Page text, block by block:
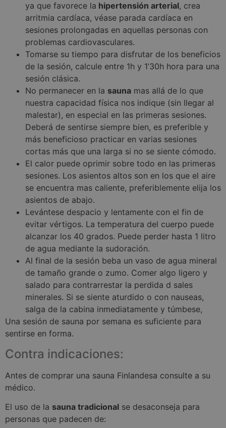
ya que favorece la hipertensión arterial, crea
arritmia cardíaca, véase parada cardíaca en
sesiones prolongadas en aquellas personas con
problemas cardiovasculares.
Tomarse su tiempo para disfrutar de los beneficios
de la sesión, calcule entre 1h y 1’30h hora para una
sesión clásica.
No permanecer en la sauna mas allá de lo que
nuestra capacidad física nos indique (sin llegar al
malestar), en especial en las primeras sesiones.
Deberá de sentirse siempre bien, es preferible y
más beneficioso practicar en varias sesiones
cortas más que una larga si no se siente cómodo.
El calor puede oprimir sobre todo en las primeras
sesiones. Los asientos altos son en los que el aire
se encuentra mas caliente, preferiblemente elija los
asientos de abajo.
Levántese despacio y lentamente con el fin de
evitar vértigos. La temperatura del cuerpo puede
alcanzar los 40 grados. Puede perder hasta 1 litro
de agua mediante la sudoración.
Al final de la sesión beba un vaso de agua mineral
de tamaño grande o zumo. Comer algo ligero y
salado para contrarrestar la perdida d sales
minerales. Si se siente aturdido o con nauseas,
salga de la cabina inmediatamente y túmbese,
Una sesión de sauna por semana es suficiente para
sentirse en forma.
Contra indicaciones:
Antes de comprar una sauna Finlandesa consulte a su
médico.
El uso de la sauna tradicional se desaconseja para
personas que padecen de: